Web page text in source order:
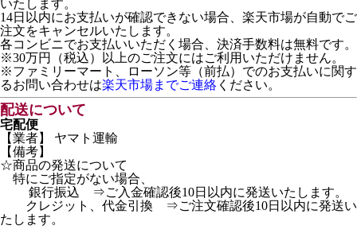
いたします。
14日以内にお支払いが確認できない場合、楽天市場が自動でご
注文をキャンセルいたします。
各コンビニでお支払いいただく場合、決済手数料は無料です。
※30万円（税込）以上のご注文にはご利用いただけません。
※ファミリーマート、ローソン等（前払）でのお支払いに関す
るお問い合わせは楽天市場までご連絡 ください。
配送について
宅配便
【業者】 ヤマト運輸
【備考】
☆商品の発送について
特にご指定がない場合、
銀行振込 ⇒ご入金確認後10日以内に発送いたします。
クレジット、代金引換 ⇒ご注文確認後10日以内に発送い
たします。